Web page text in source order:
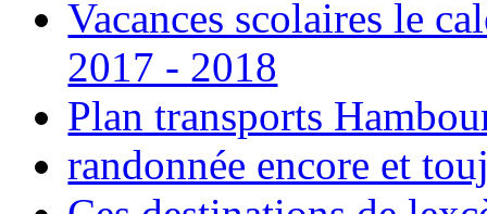
Vacances scolaires le
2017 - 2018
Plan transports
randonnée encore et